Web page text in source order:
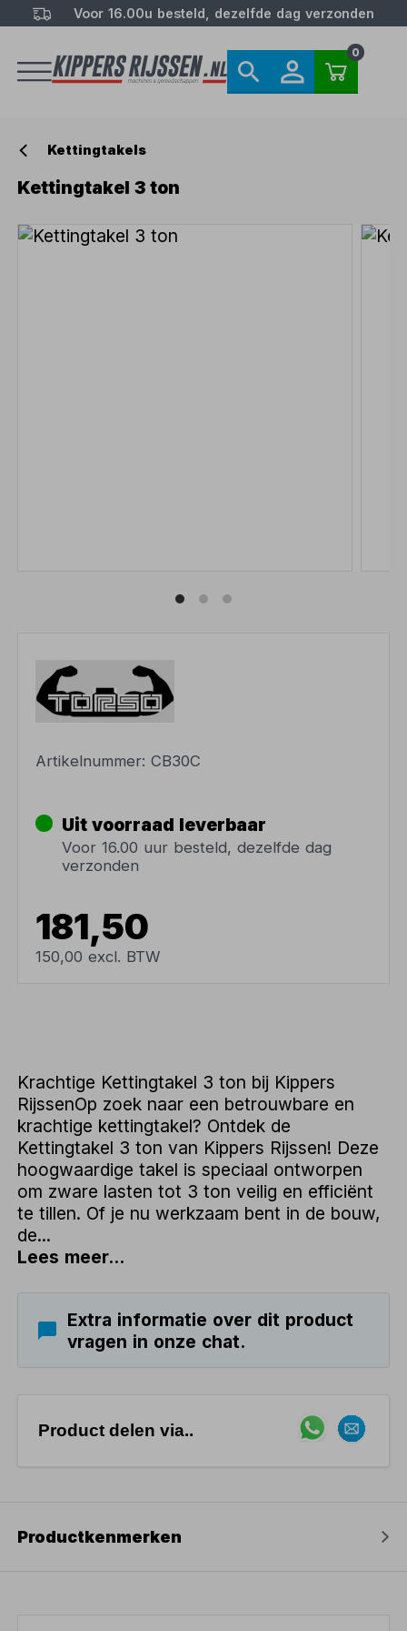
Voor 16.00u besteld, dezelfde dag verzonden
0
Kettingtakels
Kettingtakel 3 ton
Artikelnummer:CB30C
Uit voorraad leverbaar
Voor 16.00 uur besteld, dezelfde dag
verzonden
181,50
150,00 excl. BTW
Krachtige Kettingtakel 3 ton bij Kippers
RijssenOp zoek naar een betrouwbare en
krachtige kettingtakel? Ontdek de
Kettingtakel 3 ton van Kippers Rijssen! Deze
hoogwaardige takel is speciaal ontworpen
om zware lasten tot 3 ton veilig en efficiënt
te tillen. Of je nu werkzaam bent in de bouw,
de...
Lees meer...
Extra informatie over dit product
vragen in onze chat.
Product delen via..
Productkenmerken